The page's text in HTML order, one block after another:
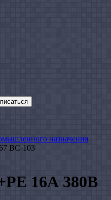
назначения
ВС-103
16А 380В